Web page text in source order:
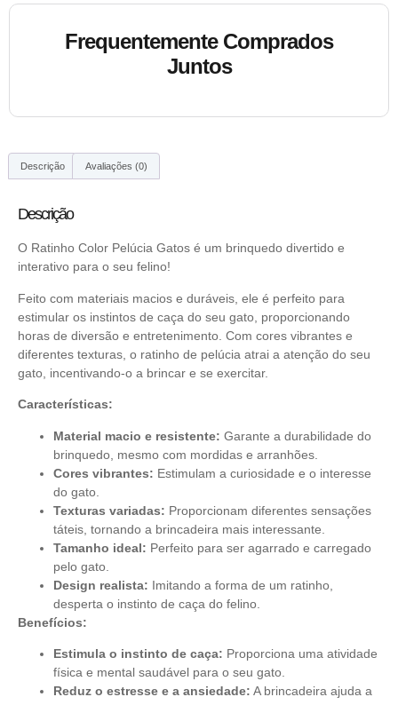
Frequentemente Comprados
Juntos
Descrição Avaliações (0)
Descrição
O Ratinho Color Pelúcia Gatos é um brinquedo divertido e
interativo para o seu felino!
Feito com materiais macios e duráveis, ele é perfeito para
estimular os instintos de caça do seu gato, proporcionando
horas de diversão e entretenimento. Com cores vibrantes e
diferentes texturas, o ratinho de pelúcia atrai a atenção do seu
gato, incentivando-o a brincar e se exercitar.
Características:
Material macio e resistente: Garante a durabilidade do
brinquedo, mesmo com mordidas e arranhões.
Cores vibrantes: Estimulam a curiosidade e o interesse
do gato.
Texturas variadas: Proporcionam diferentes sensações
táteis, tornando a brincadeira mais interessante.
Tamanho ideal: Perfeito para ser agarrado e carregado
pelo gato.
Design realista: Imitando a forma de um ratinho,
desperta o instinto de caça do felino.
Benefícios:
Estimula o instinto de caça: Proporciona uma atividade
física e mental saudável para o seu gato.
Reduz o estresse e a ansiedade: A brincadeira ajuda a